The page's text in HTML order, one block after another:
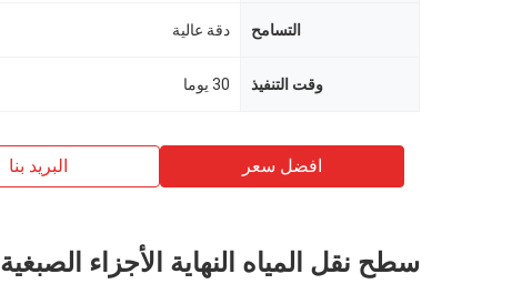
التسامح دقة عالية
وقت التنفيذ 30 يوما
افضل سعر البريد بنا
سطح نقل المياه النهاية الأجزاء الصبغية